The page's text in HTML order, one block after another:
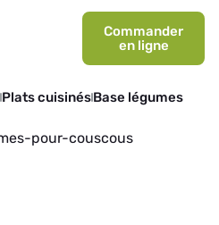
Commander
en ligne
Plats cuisinésBase légumes